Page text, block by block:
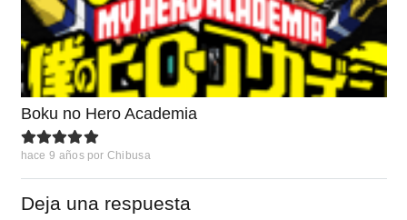
Boku no Hero Academia
hace 9 años por Chibusa
Deja una respuesta